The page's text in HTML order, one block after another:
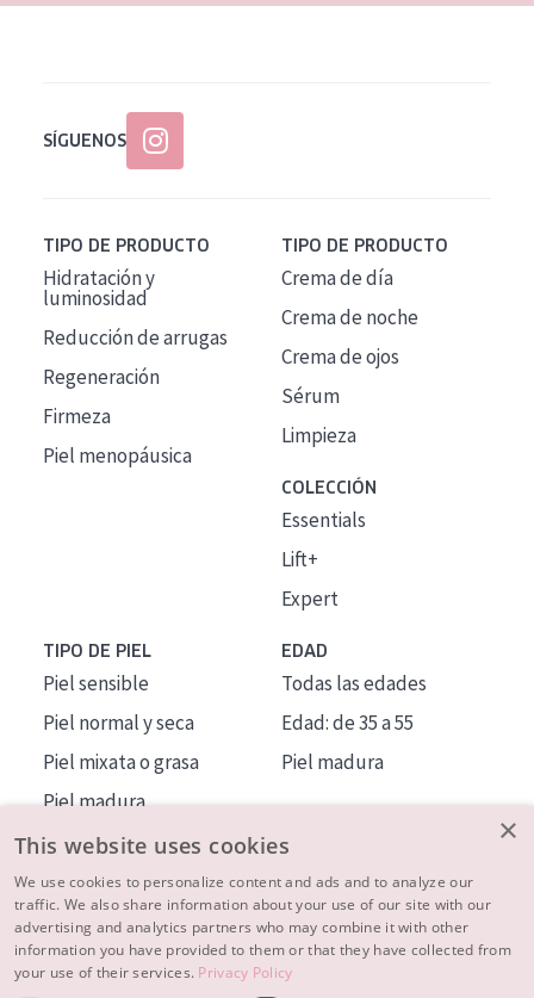
SÍGUENOS
TIPO DE PRODUCTO
Hidratación y
luminosidad
Reducción de arrugas
Regeneración
Firmeza
Piel menopáusica
TIPO DE PRODUCTO
Crema de día
Crema de noche
Crema de ojos
Sérum
Limpieza
COLECCIÓN
Essentials
Lift+
Expert
TIPO DE PIEL
Piel sensible
Piel normal y seca
Piel mixata o grasa
Piel madura
Piel expuesta al sol
Piel menopáusica
EDAD
Todas las edades
Edad: de 35 a 55
Piel madura
MÁS SOBRE NOSOTROS
INSPIRACIÓN
×
This website uses cookies
We use cookies to personalize content and ads and to analyze our
traffic. We also share information about your use of our site with our
advertising and analytics partners who may combine it with other
information you have provided to them or that they have collected from
your use of their services. Privacy Policy